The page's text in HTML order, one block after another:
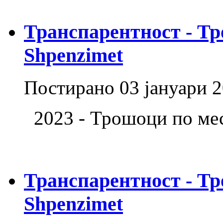
Транспарентност -
Shpenzimet
Постирано 03 јануари
2023 - Трошоци по
Транспарентност -
Shpenzimet